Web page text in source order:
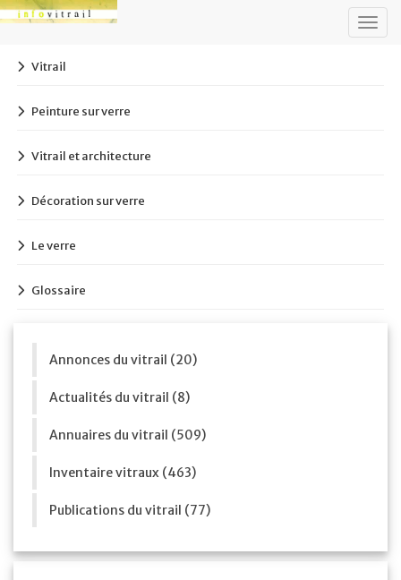
Vitrail
Peinture sur verre
Vitrail et architecture
Décoration sur verre
Le verre
Glossaire
Annonces du vitrail (20)
Actualités du vitrail (8)
Annuaires du vitrail (509)
Inventaire vitraux (463)
Publications du vitrail (77)